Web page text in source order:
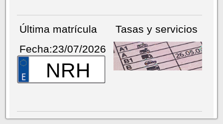
Última matrícula
Fecha:23/07/2026
NRH
Tasas y servicios